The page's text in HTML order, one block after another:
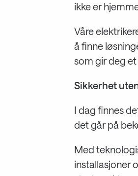
ikke er
Våre
å finne
som gir deg
Sikkerhet
I dag finnes
det går på
Med
installasjoner